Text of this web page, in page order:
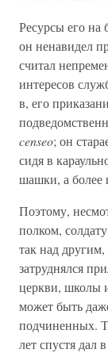
Ресурсы его на
он ненавидел
считал
интересов
в, его
censeo; он
сидя в
шашки, а более
Поэтому,
полком,
так над
затруднялся
церкви, школы
может быть
подчиненных.
лет спустя дал